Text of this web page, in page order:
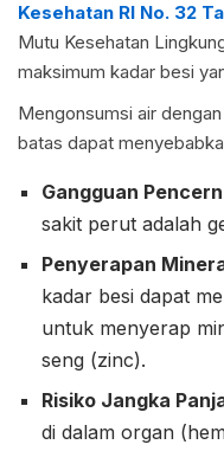
Kesehatan RI No. 32
Mutu Kesehatan
maksimum kadar besi
Mengonsumsi air
batas dapat
Gangguan
sakit perut adalah
Penyerapan
kadar besi dapat
untuk menyerap
seng (zinc).
Risiko Jangka
di dalam organ